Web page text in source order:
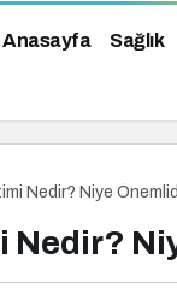
Anasayfa Sağlık
Nedir? Niye